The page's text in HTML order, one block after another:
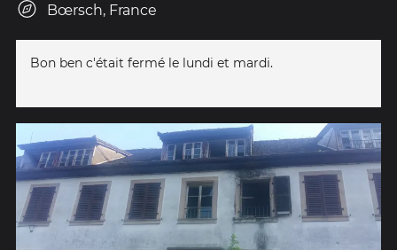
Bœrsch, France
Bon ben c'était fermé le lundi et mardi.